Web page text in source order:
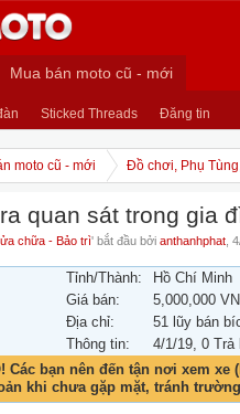
Mua bán moto cũ - mới
Sticked Threads Đăng tin
moto cũ - mới Đồ chơi, Phụ
quan sát trong gia
chữa - Bảo trì' bắt đầu bởi anthanhphat
Tỉnh/Thành:
Hồ Chí Minh
Giá bán:
5,000,000
Địa chỉ:
51 lũy bán
Thông tin:
4/1/19, 0 Trả
Các bạn nên đến tận nơi xem
khi chưa gặp mặt, tránh